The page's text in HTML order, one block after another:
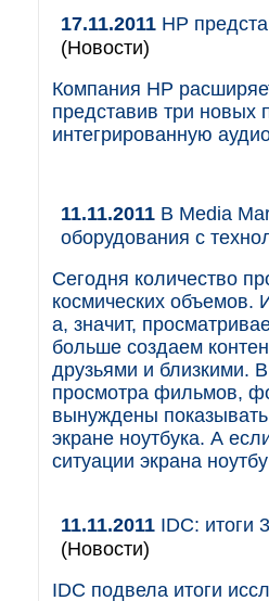
17.11.2011 HP
(Новости)
Компания HP
представив три новых
интегрированную
11.11.2011 В Media
оборудования с
Сегодня количество
космических объемов.
а, значит,
больше создаем
друзьями и близкими.
просмотра фильмов,
вынуждены
экране ноутбука. А
ситуации экрана
11.11.2011 IDC: итоги
(Новости)
IDC подвела итоги